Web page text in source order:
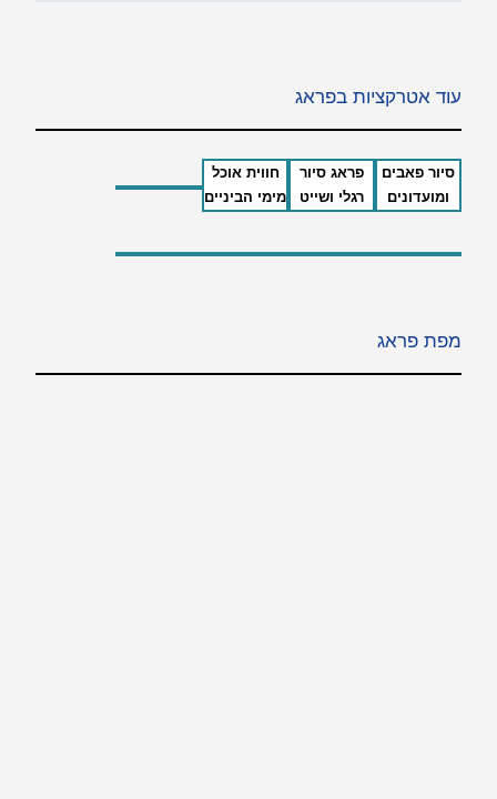
עוד אטרקציות בפראג
סיור פאבים
ומועדונים
פראג סיור
רגלי ושייט
חווית אוכל
מימי הביניים
מפת פראג